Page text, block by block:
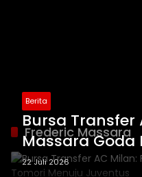
Frederic Massara
Berita
Bursa Transfer
Massara Goda
Menuju
22 Juli 2026